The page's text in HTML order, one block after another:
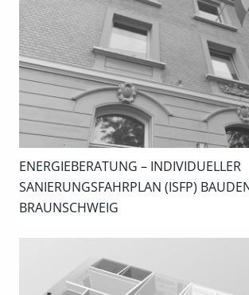
ENERGIEBERATUNG – INDIVIDUELLER
SANIERUNGSFAHRPLAN (ISFP)
BRAUNSCHWEIG